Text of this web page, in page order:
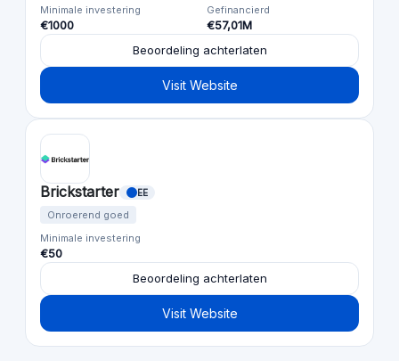
Minimale investering
€1000
Gefinancierd
€57,01M
Beoordeling achterlaten
Visit Website
Brickstarter EE
Onroerend goed
Minimale investering
€50
Beoordeling achterlaten
Visit Website